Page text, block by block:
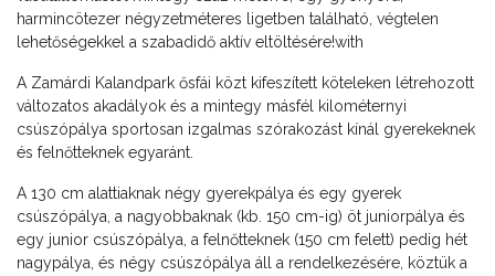
harmincötezer négyzetméteres ligetben található, végtelen
lehetőségekkel a szabadidő aktív eltöltésére!with
A Zamárdi Kalandpark ősfái közt kifeszített köteleken létrehozott
változatos akadályok és a mintegy másfél kilométernyi
csúszópálya sportosan izgalmas szórakozást kínál gyerekeknek
és felnőtteknek egyaránt.
A 130 cm alattiaknak négy gyerekpálya és egy gyerek
csúszópálya, a nagyobbaknak (kb. 150 cm-ig) öt juniorpálya és
egy junior csúszópálya, a felnőtteknek (150 cm felett) pedig hét
nagypálya, és négy csúszópálya áll a rendelkezésére, köztük a